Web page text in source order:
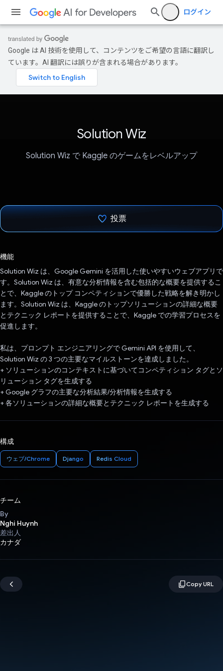
ログイン
Google は AI 技術を使用して、コンテンツをご希望の言語に翻訳し
ています。AI 翻訳には誤りが含まれる場合があります。
Solution Wiz
Solution Wiz で Kaggle のゲームをレベルアップ
投票
機能
Solution Wiz は、Google Gemini を活用した使いやすいウェブアプリで
す。Solution Wiz は、有意な分析情報を含む包括的な概要を提供するこ
とで、Kaggle のトップ コンペティションで優勝した戦略を解き明かし
ます。Solution Wiz は、Kaggle のトップソリューションの詳細な概要
とテクニック レポートを提供することで、Kaggle での学習プロセスを
促進します。
私は、プロンプト エンジニアリングで Gemini API を使用して、
Solution Wiz の 3 つの主要なマイルストーンを達成しました。
+ ソリューションのコンテキストに基づいてコンペティション タグとソ
リューション タグを生成する
+ Google グラフの主要な分析結果/分析情報を生成する
+ 各ソリューションの詳細な概要とテクニック レポートを生成する
構成
ウェブ/Chrome Django Redis Cloud
チーム
By
Nghi Huynh
差出人
カナダ